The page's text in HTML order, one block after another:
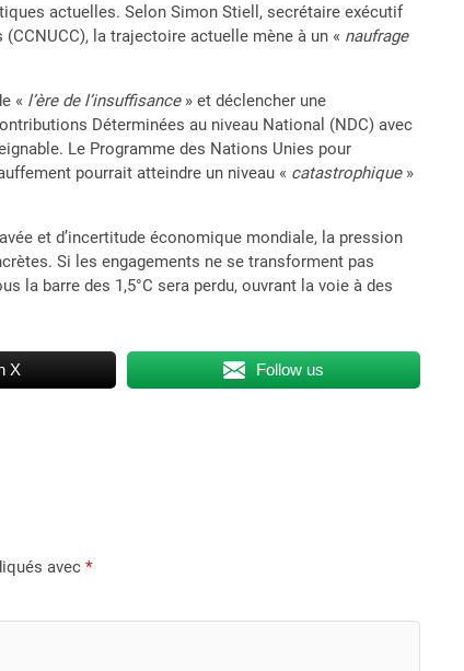
actuelles. Selon Simon Stiell, secrétaire exécutif
la trajectoire actuelle mène à un « naufrage
« l’ère de l’insuffisance» et déclencher une
Déterminées au niveau National (NDC) avec
Le Programme des Nations Unies pour
pourrait atteindre un niveau « catastrophique»
et d’incertitude économique mondiale, la pression
Si les engagements ne se transforment pas
la barre des 1,5°C sera perdu, ouvrant la voie à des
X Follow us
avec*